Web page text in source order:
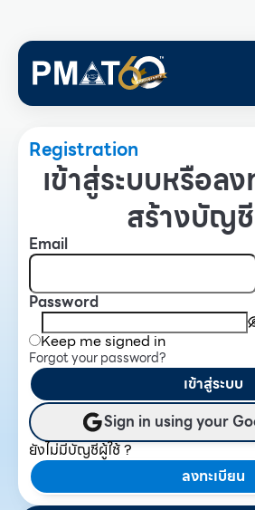
Registration
เข้าสู่ระบบหรือล
สร้างบัญ
Email
Password
Keep me signed in
Forgot your password?
เข้าสู่ระบบ
Sign in using your
ยังไม่มีบัญชีผู้ใช้ ?
ลงทะเบียน